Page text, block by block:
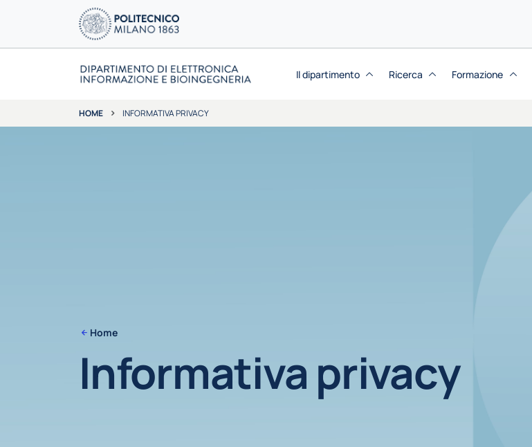
Il dipartimento Ricerca Formazione
HOME INFORMATIVA PRIVACY
Home
Informativa privacy